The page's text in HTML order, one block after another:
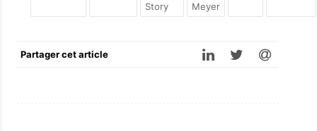
Story
Meyer
Partager cet article